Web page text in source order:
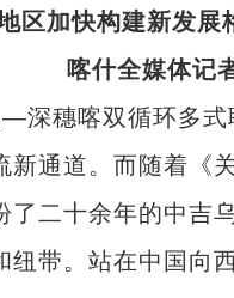
加快构建新发展
喀什全媒体记
穗喀双循环多式
新通道。而随着《
二十余年的中吉
纽带。站在中国向